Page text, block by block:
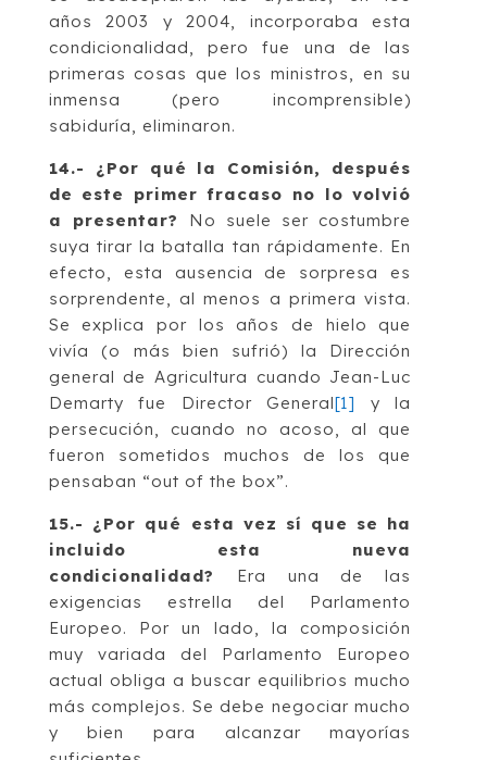
años 2003 y 2004, incorporaba esta
condicionalidad, pero fue una de las
primeras cosas que los ministros, en su
inmensa (pero incomprensible)
sabiduría, eliminaron.
14.- ¿Por qué la Comisión, después
de este primer fracaso no lo volvió
a presentar? No suele ser costumbre
suya tirar la batalla tan rápidamente. En
efecto, esta ausencia de sorpresa es
sorprendente, al menos a primera vista.
Se explica por los años de hielo que
vivía (o más bien sufrió) la Dirección
general de Agricultura cuando Jean-Luc
Demarty fue Director General[1]
y la
persecución, cuando no acoso, al que
fueron sometidos muchos de los que
pensaban “out of the box”.
15.- ¿Por qué esta vez sí que se ha
incluido esta nueva
condicionalidad? Era una de las
exigencias estrella del Parlamento
Europeo. Por un lado, la composición
muy variada del Parlamento Europeo
actual obliga a buscar equilibrios mucho
más complejos. Se debe negociar mucho
y bien para alcanzar mayorías